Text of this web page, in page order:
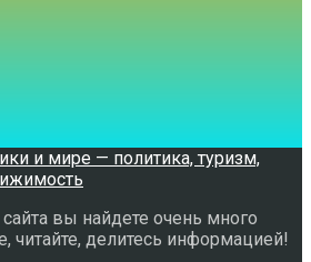
вы найдете очень много
читайте, делитесь информацией!